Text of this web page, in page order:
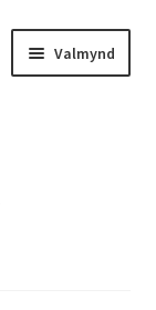
Valmynd